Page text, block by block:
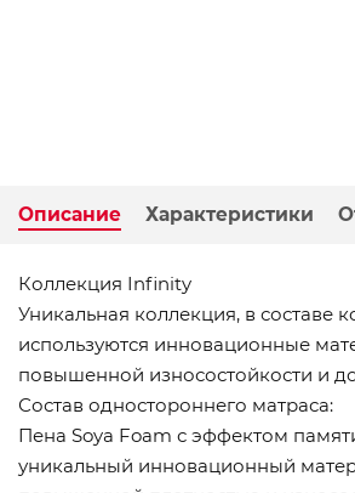
Описание Характеристики
Коллекция Infinity
Уникальная коллекция, в составе
используются инновационные
повышенной износостойкости и
Состав одностороннего матраса:
Пена Soya Foam с эффектом
уникальный инновационный